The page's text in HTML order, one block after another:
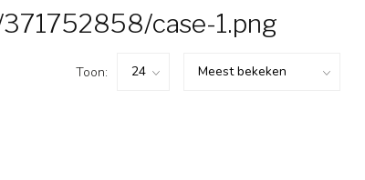
case-1.png
Toon: